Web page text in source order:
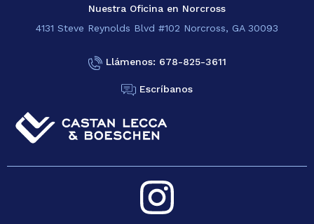
Nuestra Oficina en Norcross
4131 Steve Reynolds Blvd #102 Norcross, GA 30093
Llámenos: 678-825-3611
Escríbanos